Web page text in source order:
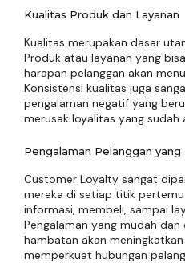
Kualitas Produk dan Layanan
Kualitas merupakan dasar
Produk atau layanan yang
harapan pelanggan akan
Konsistensi kualitas juga
pengalaman negatif yang
merusak loyalitas yang sudah
Pengalaman Pelanggan yang
Customer Loyalty sangat
mereka di setiap titik
informasi, membeli, sampai
Pengalaman yang mudah
hambatan akan
memperkuat hubungan